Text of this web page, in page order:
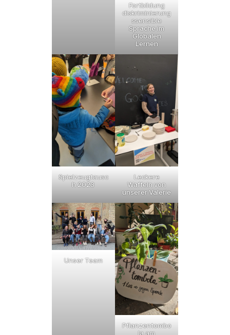
Fortbildung
diskriminierung
ssensible
Sprache im
Globalen
Lernen
Spielzeugtausc
h 2023
Leckere
Waffeln von
unserer Valerie
Unser Team
Pflanzentombo
la am